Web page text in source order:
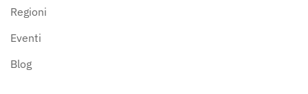
Regioni
Eventi
Blog